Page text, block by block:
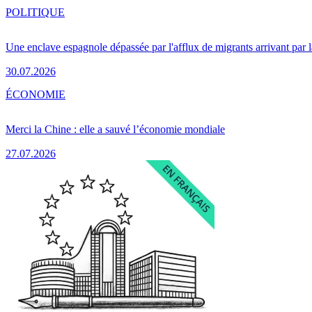
Une enclave espagnole dépassée par l'afflux de migrants arrivant par
30.07.2026
POLITIQUE
Merci la Chine : elle a sauvé l’économie mondiale
27.07.2026
ÉCONOMIE